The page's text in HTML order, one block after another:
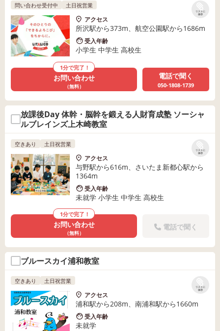
リストに
保存
問い合わせ受付中 土日祝営業
アクセス
所沢駅から373m、航空公園駅から1686m
受入年齢
小学生 中学生 高校生
1分で完了！
お問い合わせ
（無料）
電話で聞く
050-1808-1739
放課後Day 体幹・脳幹を鍛える人財育成塾 ソーシャ
ルブレインズ上木崎教室
リストに
保存
空きあり 土日祝営業
アクセス
与野駅から616m、さいたま新都心駅から
1364m
受入年齢
未就学 小学生 中学生 高校生
1分で完了！
お問い合わせ
（無料）
電話で聞く
ブルースカイ浦和教室
リストに
保存
空きあり 土日祝営業
アクセス
浦和駅から208m、南浦和駅から1660m
受入年齢
未就学